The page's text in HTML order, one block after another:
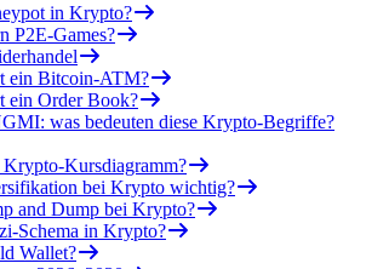
in Krypto?
P2E-Games?
ein Bitcoin-ATM?
ein Order Book?
was bedeuten diese Krypto-Begriffe?
Kursdiagramm?
bei Krypto wichtig?
and Dump bei Krypto?
Schema in Krypto?
Wallet?